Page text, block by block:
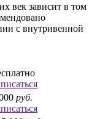
век зависит в том
с внутривенной
руб.